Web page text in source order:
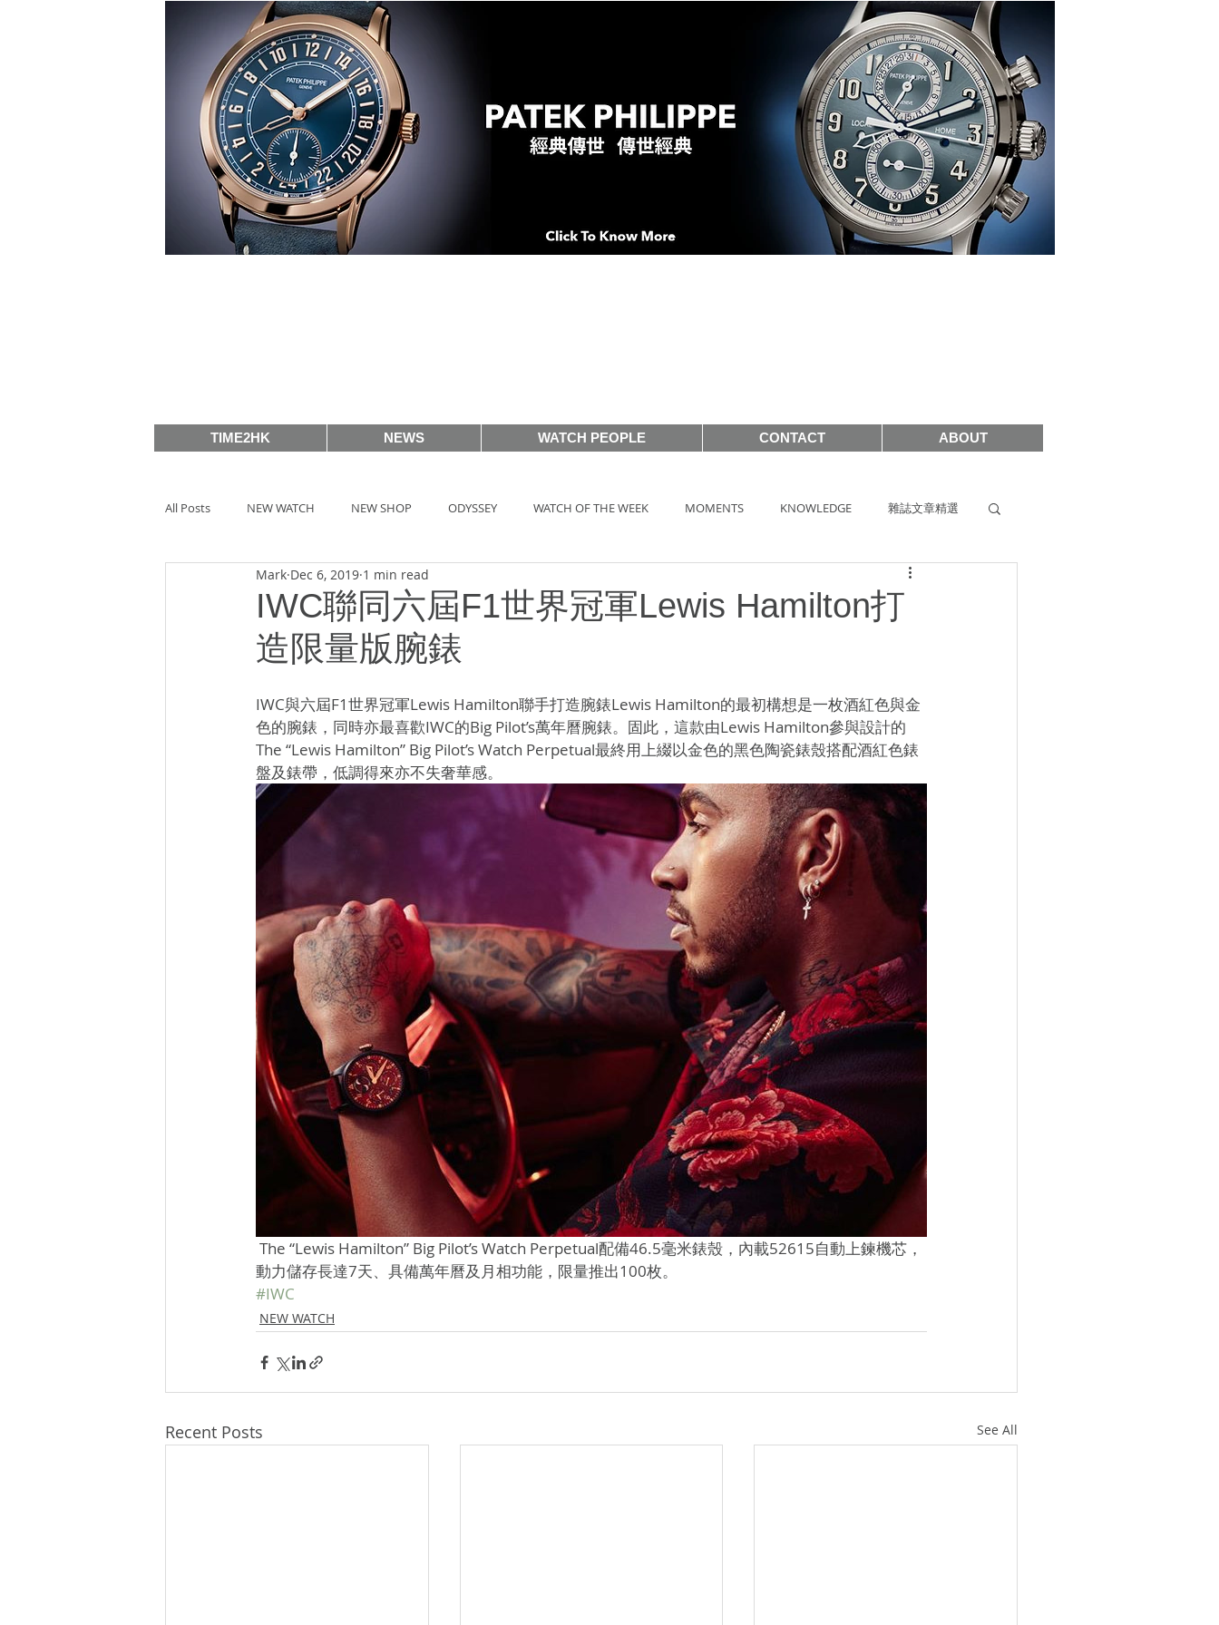
TIME2HK NEWS WATCH PEOPLE CONTACT ABOUT
All Posts NEW WATCH NEW SHOP ODYSSEY WATCH OF THE WEEK MOMENTS KNOWLEDGE 雜誌文章精選
MEET THE VIP WATCH PEOPLE
BASELWORLD 2019 SIHH2018 BASEL2018
BASELWORLD 2016 SIHH2016 CLASSIC 101 PRE-BASEL 2020 JEWELRY Gadget News
Watches & Wonders 2020 LVMH Watch Week 2021 WATCHES & WONDERS 2021 SHOWCASE 2021
IWC聯同六屆F1世界冠軍Lewis Hamilton打
造限量版腕錶
Mark Dec 6, 2019 1 min read
IWC與六屆F1世界冠軍Lewis Hamilton聯手打造腕錶Lewis Hamilton的最初構想是一枚酒紅色與金
色的腕錶，同時亦最喜歡IWC的Big Pilot’s萬年曆腕錶。固此，這款由Lewis Hamilton參與設計的
The “Lewis Hamilton” Big Pilot’s Watch Perpetual最終用上綴以金色的黑色陶瓷錶殼搭配酒紅色錶
盤及錶帶，低調得來亦不失奢華感。
動力儲存長達7天、具備萬年曆及月相功能，限量推出100枚。
#IWC
NEW WATCH
Recent Posts See All